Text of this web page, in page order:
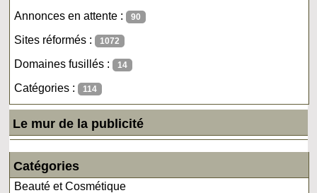
Annonces en attente : 90
Sites réformés : 1072
Domaines fusillés : 14
Catégories : 114
Le mur de la publicité
Catégories
Beauté et Cosmétique